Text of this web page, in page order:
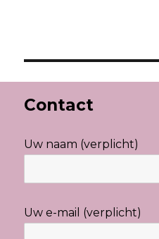
Contact
Uw naam (verplicht)
Uw e-mail (verplicht)